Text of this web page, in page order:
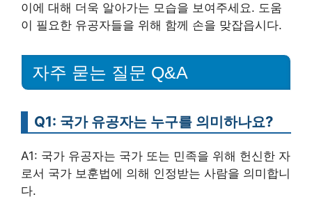
이에 대해 더욱 알아가는 모습을 보여주세요. 도움
이 필요한 유공자들을 위해 함께 손을 맞잡읍시다.
자주 묻는 질문 Q&A
Q1: 국가 유공자는 누구를 의미하나요?
A1: 국가 유공자는 국가 또는 민족을 위해 헌신한 자
로서 국가 보훈법에 의해 인정받는 사람을 의미합니
다.